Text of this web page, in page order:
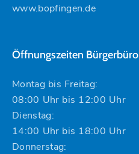
www.bopfingen.de
Öffnungszeiten Bürgerbüro
Montag bis Freitag:
08:00 Uhr bis 12:00 Uhr
Dienstag:
14:00 Uhr bis 18:00 Uhr
Donnerstag: